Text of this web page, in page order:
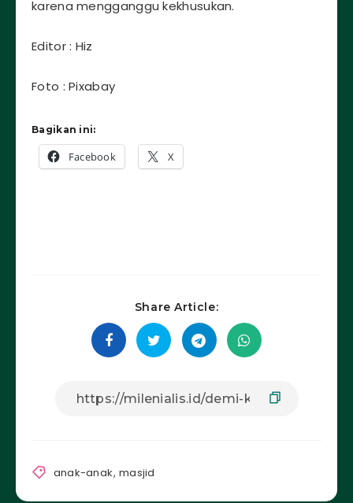
karena mengganggu kekhusukan.
Editor : Hiz
Foto : Pixabay
Bagikan ini:
Facebook X
Share Article:
anak-anak, masjid